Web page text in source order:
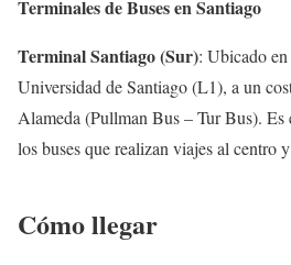
Terminales de Buses en Santiago
Terminal Santiago (Sur): Ubicado
Universidad de Santiago (L1), a un
Alameda (Pullman Bus – Tur Bus). Es
los buses que realizan viajes al centro
Cómo llegar